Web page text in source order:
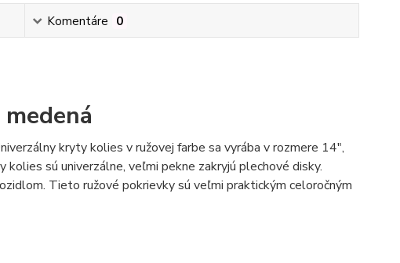
Komentáre 0
kryty kolies v ružovej farbe sa vyrába v rozmere 14",
sú univerzálne, veľmi pekne zakryjú plechové disky.
Tieto ružové pokrievky sú veľmi praktickým celoročným